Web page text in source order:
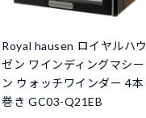
Royal hausen ロイヤルハウ
ゼン ワインディングマシー
ン ウォッチワインダー 4本
巻き GC03-Q21EB